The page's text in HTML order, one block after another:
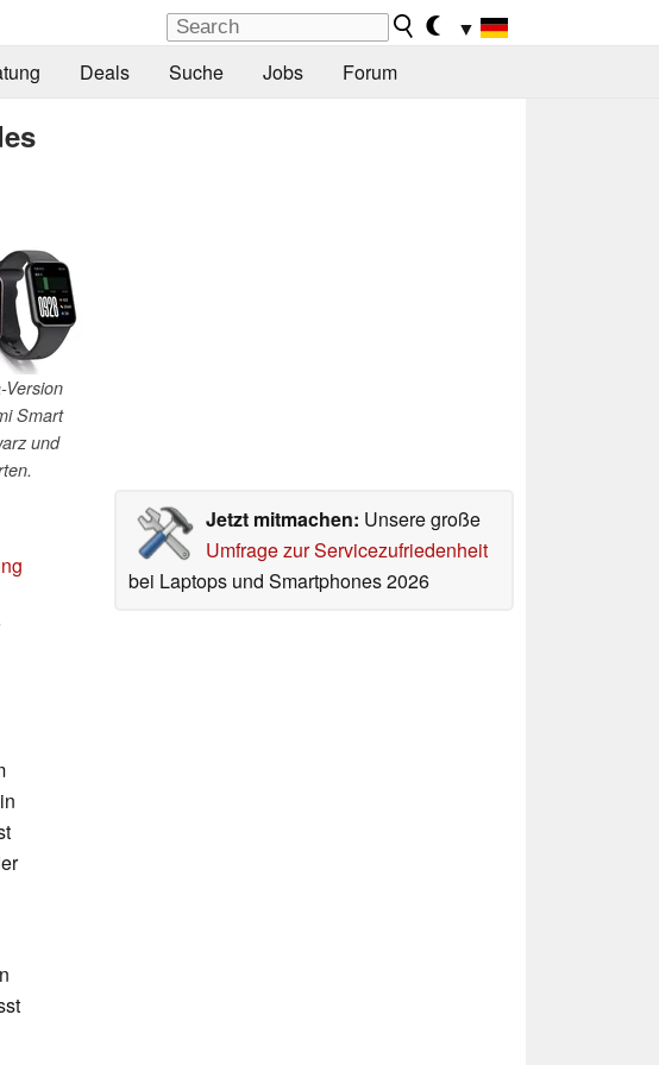
▼
Deals Suche Jobs Forum
Version
Smart
und
Jetzt mitmachen: Unsere große
Umfrage zur Servicezufriedenheit
bei Laptops und Smartphones 2026
in